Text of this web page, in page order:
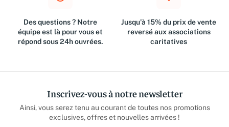
Des questions ? Notre
équipe est là pour vous et
répond sous 24h ouvrées.
Jusqu'à 15% du prix de vente
reversé aux associations
caritatives
Inscrivez-vous à notre newsletter
Ainsi, vous serez tenu au courant de toutes nos promotions
exclusives, offres et nouvelles arrivées !